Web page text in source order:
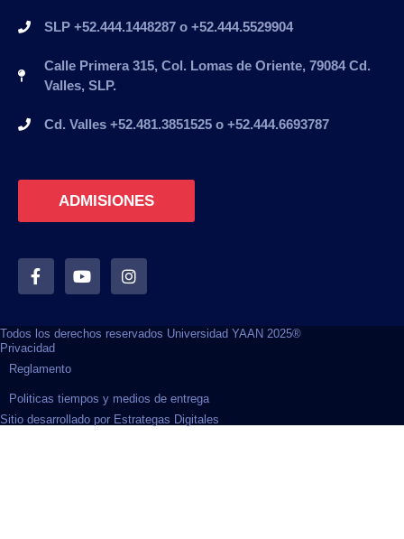
SLP +52.444.1448287 o +52.444.5529904
Calle Primera 315, Col. Lomas de Oriente, 79084 Cd.
Valles, SLP.
Cd. Valles +52.481.3851525 o +52.444.6693787
ADMISIONES
Todos los derechos reservados Universidad YAAN 2025®
Privacidad
Reglamento
Politicas tiempos y medios de entrega
Sitio desarrollado por Estrategas Digitales